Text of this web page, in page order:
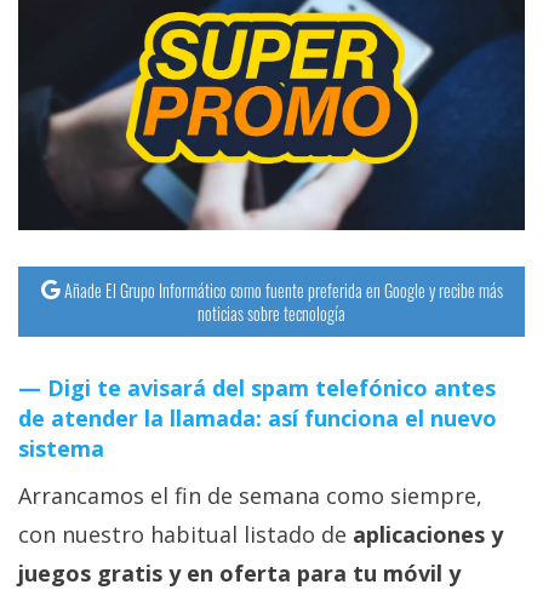
Añade El Grupo Informático como fuente preferida en Google y recibe más
noticias sobre tecnología
Digi te avisará del spam telefónico antes
de atender la llamada: así funciona el nuevo
sistema
Arrancamos el fin de semana como siempre,
con nuestro habitual listado de aplicaciones y
juegos gratis y en oferta para tu móvil y